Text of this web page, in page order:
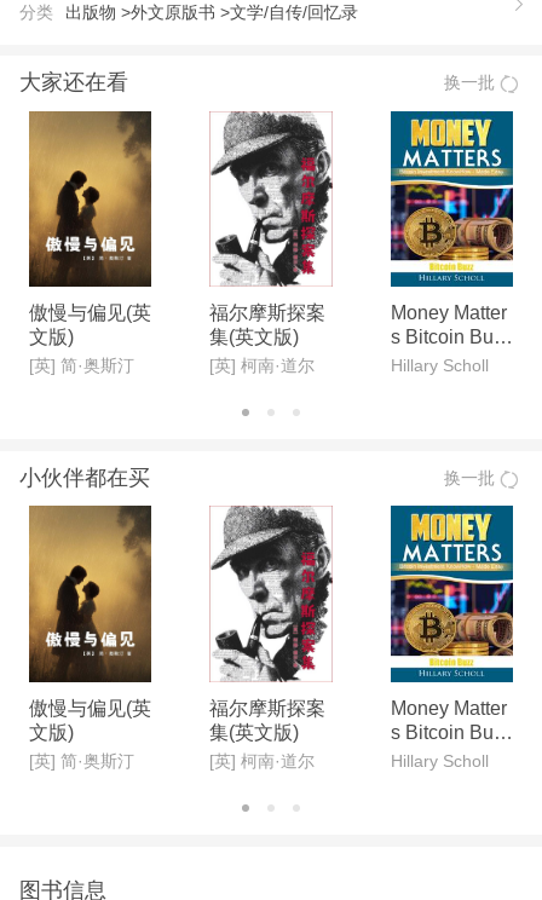
分类 出版物 >外文原版书 >文学/自传/回忆录
大家还在看 换一批
傲慢与偏见(英
文版)
[英] 简·奥斯汀
福尔摩斯探案
集(英文版)
[英] 柯南·道尔
Money Matter
s Bitcoin Buzz
Report
Hillary Scholl
小伙伴都在买 换一批
傲慢与偏见(英
文版)
[英] 简·奥斯汀
福尔摩斯探案
集(英文版)
[英] 柯南·道尔
Money Matter
s Bitcoin Buzz
Report
Hillary Scholl
图书信息